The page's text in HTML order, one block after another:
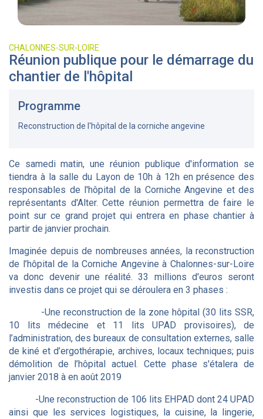
CHALONNES-SUR-LOIRE
Réunion publique pour le démarrage du
chantier de l'hôpital
Programme
Reconstruction de l'hôpital de la corniche angevine
Ce samedi matin, une réunion publique d'information se
tiendra à la salle du Layon de 10h à 12h en présence des
responsables de l'hôpital de la Corniche Angevine et des
représentants d'Alter. Cette réunion permettra de faire le
point sur ce grand projet qui entrera en phase chantier à
partir de janvier prochain.
Imaginée depuis de nombreuses années, la reconstruction
de l’hôpital de la Corniche Angevine à Chalonnes-sur-Loire
va donc devenir une réalité. 33 millions d'euros seront
investis dans ce projet qui se déroulera en 3 phases :
-Une reconstruction de la zone hôpital (30 lits SSR,
10 lits médecine et 11 lits UPAD provisoires), de
l’administration, des bureaux de consultation externes, salle
de kiné et d’ergothérapie, archives, locaux techniques; puis
démolition de l’hôpital actuel. Cette phase s'étalera de
janvier 2018 à en août 2019
-Une reconstruction de 106 lits EHPAD dont 24 UPAD
ainsi que les services logistiques, la cuisine, la lingerie,